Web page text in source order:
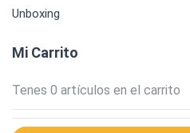
Unboxing
Mi Carrito
Tenes 0 artículos en el carrito